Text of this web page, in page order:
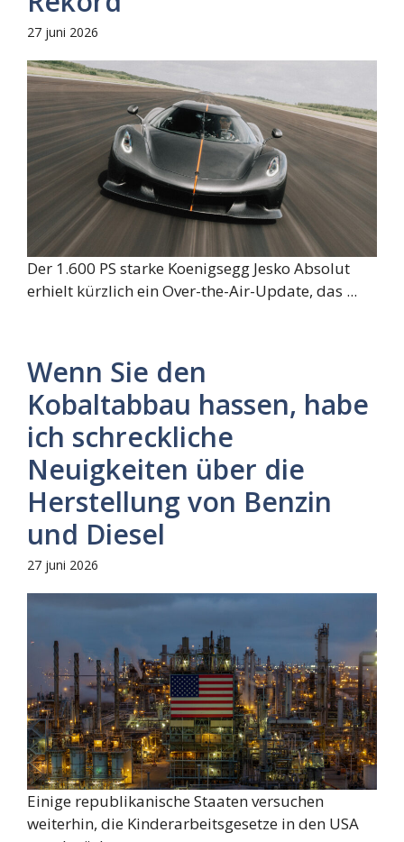
27 juni 2026
Der 1.600 PS starke Koenigsegg Jesko Absolut
erhielt kürzlich ein Over-the-Air-Update, das ...
Wenn Sie den
Kobaltabbau hassen, habe
ich schreckliche
Neuigkeiten über die
Herstellung von Benzin
und Diesel
27 juni 2026
Einige republikanische Staaten versuchen
weiterhin, die Kinderarbeitsgesetze in den USA